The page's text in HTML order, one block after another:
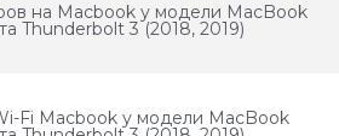
на Macbook у модели MacBook
Thunderbolt 3 (2018, 2019)
Fi Macbook у модели MacBook